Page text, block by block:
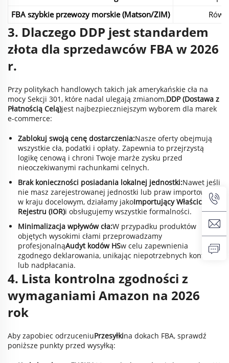
FBA szybkie przewozy morskie (Matson/ZIM)
3. Dlaczego DDP jest standardem
złota dla sprzedawców FBA w 2026
r.
Przy politykach handlowych takich jak amerykańskie cła na
mocy Sekcji 301, które nadal ulegają zmianom,DDP (Dostawa z
Płatnością Celą)jest najbezpieczniejszym wyborem dla marek
e-commerce:
Zablokuj swoją cenę dostarczenia:Nasze oferty obejmują
wszystkie cła, podatki i opłaty. Zapewnia to przejrzystą
logikę cenową i chroni Twoje marże zysku przed
nieoczekiwanymi rachunkami celnych.
Brak konieczności posiadania lokalnej jednostki:Nawet jeśli
nie masz zarejestrowanej jednostki lub praw importowych
w kraju docelowym, działamy jakoImportujący Właściciel
Rejestru (IOR)i obsługujemy wszystkie formalności.
Minimalizacja wpływów cła:W przypadku produktów
objętych wysokimi cłami przeprowadzamy
profesjonalnąAudyt kodów HSw celu zapewnienia
zgodnego deklarowania, unikając niepotrzebnych konfiskat
lub nadpłacania.
4. Lista kontrolna zgodności z
wymaganiami Amazon na 2026
rok
Aby zapobiec odrzuceniuPrzesyłkina dokach FBA, sprawdź
poniższe punkty przed wysyłką: